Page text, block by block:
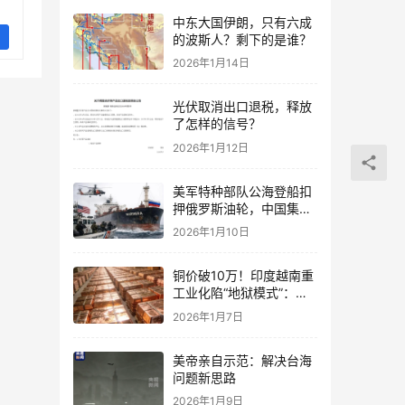
中东大国伊朗，只有六成
的波斯人？剩下的是谁？
2026年1月14日
光伏取消出口退税，释放
了怎样的信号？
2026年1月12日
美军特种部队公海登船扣
押俄罗斯油轮，中国集装
箱武装船早有准备？
2026年1月10日
铜价破10万！印度越南重
工业化陷“地狱模式”：中
国当年抄底的历史红利，
再也复刻不了
2026年1月7日
美帝亲自示范：解决台海
问题新思路
2026年1月9日